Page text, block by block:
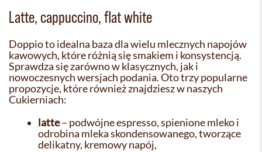
Latte, cappuccino, flat white
Doppio to idealna baza dla wielu mlecznych napojów
kawowych, które różnią się smakiem i konsystencją.
Sprawdza się zarówno w klasycznych, jak i
nowoczesnych wersjach podania. Oto trzy popularne
propozycje, które również znajdziesz w naszych
Cukierniach:
latte– podwójne espresso, spienione mleko i
odrobina mleka skondensowanego, tworzące
delikatny, kremowy napój,